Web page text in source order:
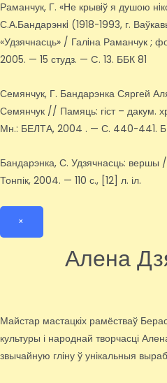
Раманчук, Г. «Не крывiў я душою
С.А.Бандарэнкi (1918-1993, г.
«Удзячнасць» / Галiна Раманчук ;
2005. — 15 студз. — C. 13. ББК 81
Семянчук, Г. Бандарэнка Сяргей
Семянчук // Памяць: гіст – дакум.
Мн.: БЕЛТА, 2004 . — С. 440-441.
Бандарэнка, С. Удзячнасць:
Тонпік, 2004. — 110 с., [12] л. іл.
×
Алена
Майстар мастацкіх рамёстваў
культуры і народнай творчасці
звычайную гліну ў унікальныя